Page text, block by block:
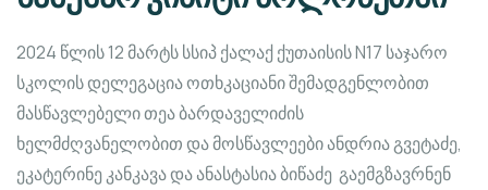
2024 წლის 12 მარტს სსიპ ქალაქ ქუთაისის N17 საჯარო
სკოლის დელეგაცია ოთხკაციანი შემადგენლობით
მასწავლებელი თეა ბარდაველიძის
ხელმძღვანელობით და მოსწავლეები ანდრია გვეტაძე,
ეკატერინე კანკავა და ანასტასია ბიწაძე გაემგზავრნენ